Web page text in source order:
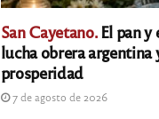
San Cayetano.El pan y
lucha obrera
prosperidad
7 de agosto de 2026